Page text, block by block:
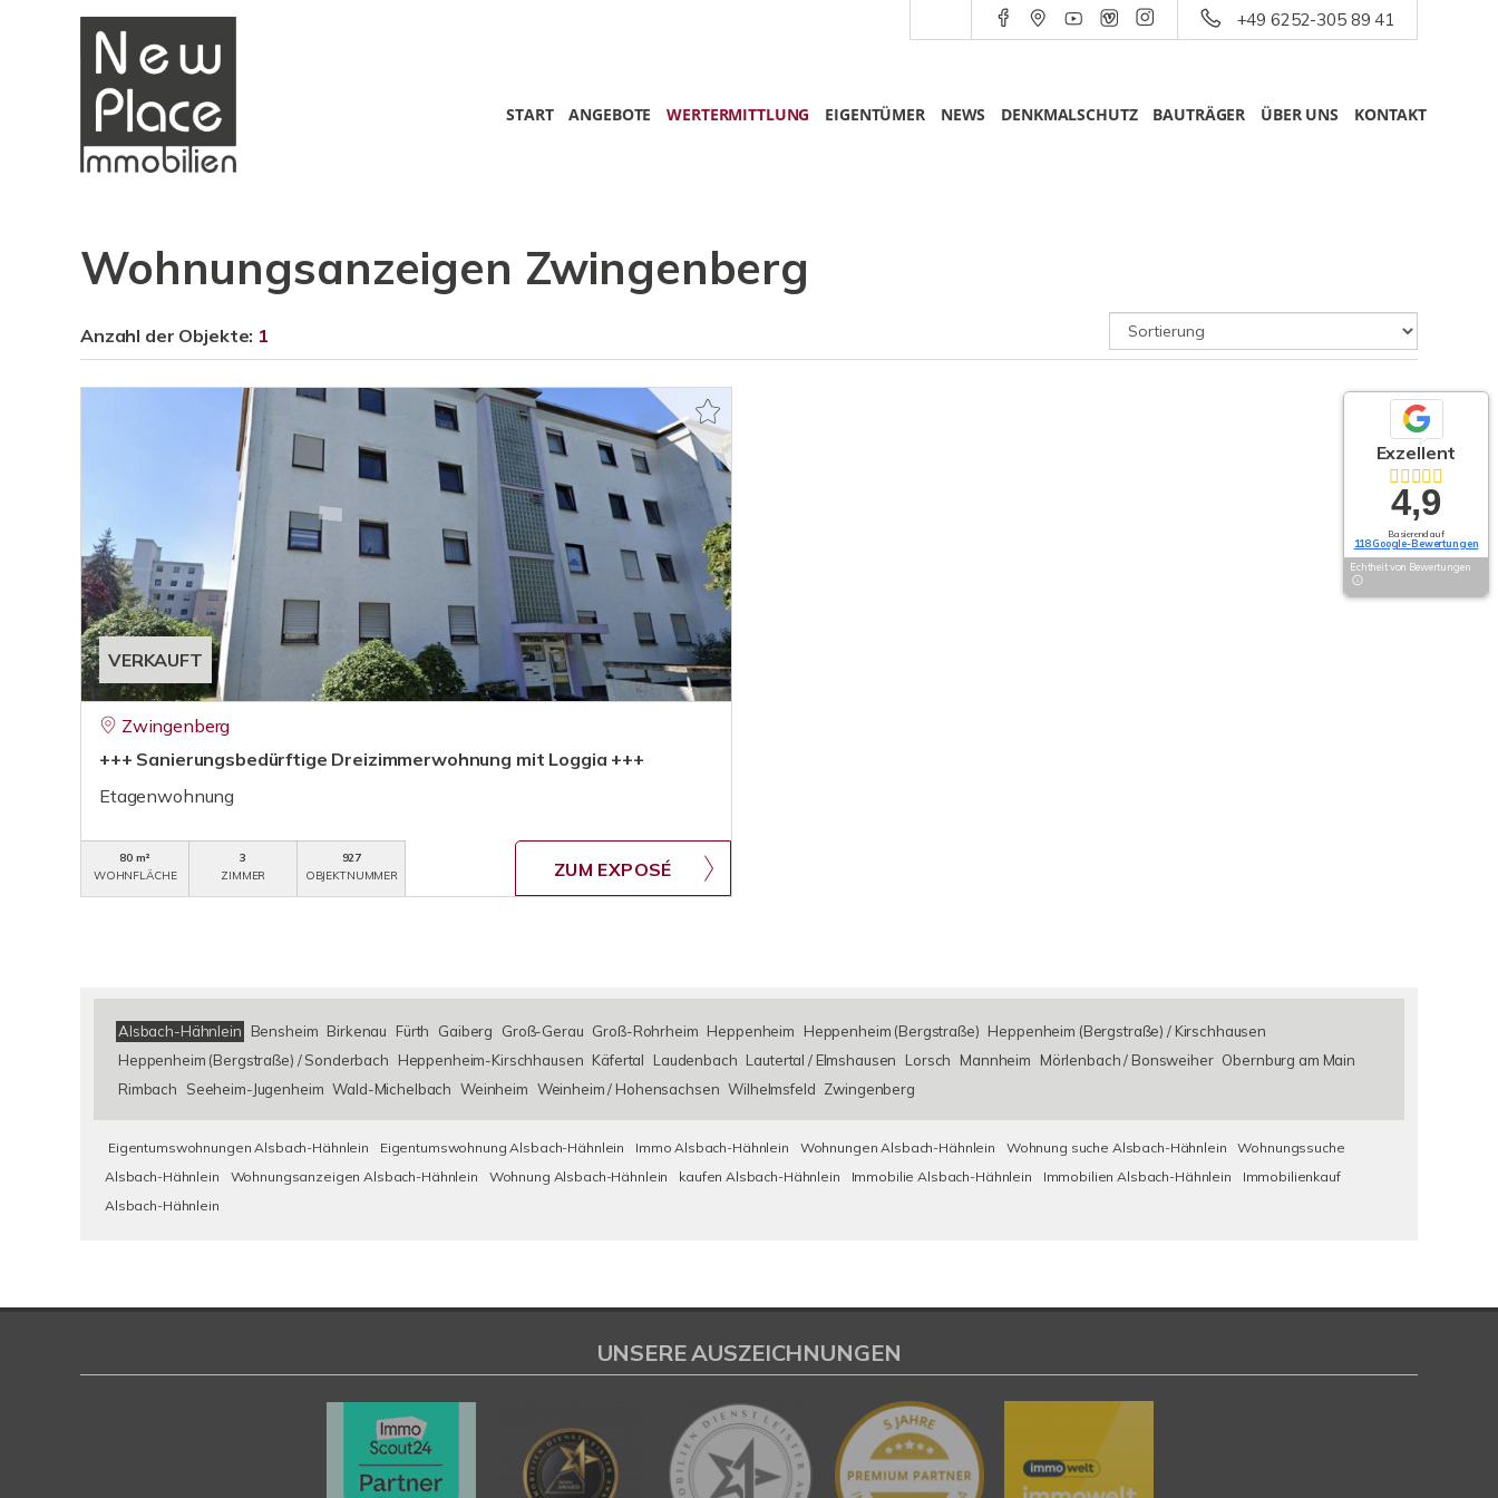
+49 6252-305 89 41
START ANGEBOTE WERTERMITTLUNG EIGENTÜMER NEWS DENKMALSCHUTZ BAUTRÄGER ÜBER UNS KONTAKT
Wohnungsanzeigen Zwingenberg
Anzahl der Objekte: 1
VERKAUFT
Zwingenberg
+++ Sanierungsbedürftige Dreizimmerwohnung mit Loggia +++
Etagenwohnung
80 m²
WOHNFLÄCHE
3
ZIMMER
927
OBJEKTNUMMER
ZUM EXPOSÉ
Alsbach-Hähnlein Bensheim Birkenau Fürth Gaiberg Groß-Gerau Groß-Rohrheim Heppenheim Heppenheim (Bergstraße) Heppenheim (Bergstraße) / Kirschhausen
Heppenheim (Bergstraße) / Sonderbach
Heppenheim-Kirschhausen Käfertal Laudenbach Lautertal / Elmshausen Lorsch Mannheim Mörlenbach / Bonsweiher Obernburg am Main
Rimbach
Seeheim-Jugenheim Wald-Michelbach Weinheim Weinheim / Hohensachsen Wilhelmsfeld Zwingenberg
Eigentumswohnungen Alsbach-Hähnlein Eigentumswohnung Alsbach-Hähnlein Immo Alsbach-Hähnlein Wohnungen Alsbach-Hähnlein Wohnung suche Alsbach-Hähnlein
Wohnungssuche
Alsbach-Hähnlein
Wohnungsanzeigen Alsbach-Hähnlein Wohnung Alsbach-Hähnlein kaufen Alsbach-Hähnlein Immobilie Alsbach-Hähnlein Immobilien Alsbach-Hähnlein
Immobilienkauf
Alsbach-Hähnlein
Exzellent
4,9
Basierend auf
118 Google-Bewertungen
Echtheit von Bewertungen
UNSERE AUSZEICHNUNGEN